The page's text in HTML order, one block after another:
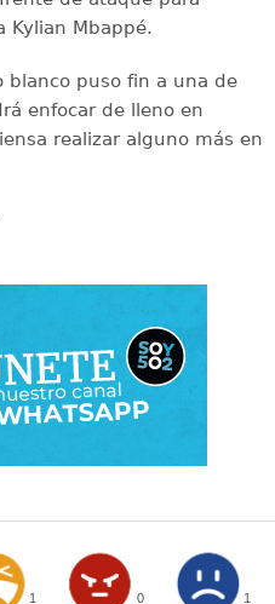
Kylian Mbappé.
blanco puso fin a una de
enfocar de lleno en
realizar alguno más en
1 0 1